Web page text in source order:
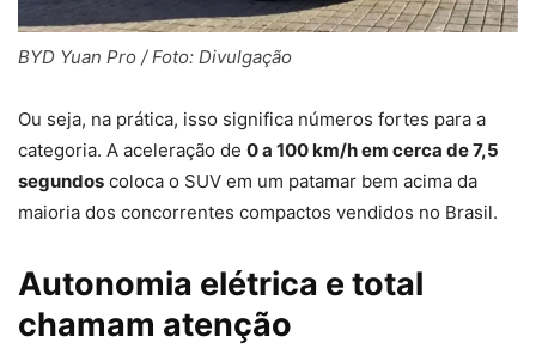
BYD Yuan Pro / Foto: Divulgação
Ou seja, na prática, isso significa números fortes para a
categoria. A aceleração de 0 a 100 km/h em cerca de 7,5
segundos coloca o SUV em um patamar bem acima da
maioria dos concorrentes compactos vendidos no Brasil.
Autonomia elétrica e total
chamam atenção